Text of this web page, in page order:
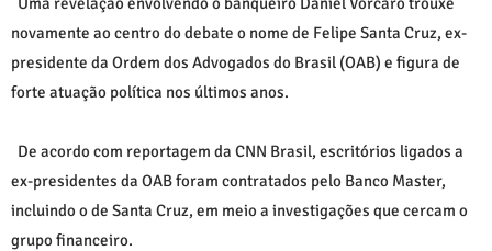
novamente ao centro do debate o nome de Felipe Santa Cruz, ex-
presidente da Ordem dos Advogados do Brasil (OAB) e figura de
forte atuação política nos últimos anos.
De acordo com reportagem da CNN Brasil, escritórios ligados a
ex-presidentes da OAB foram contratados pelo Banco Master,
incluindo o de Santa Cruz, em meio a investigações que cercam o
grupo financeiro.